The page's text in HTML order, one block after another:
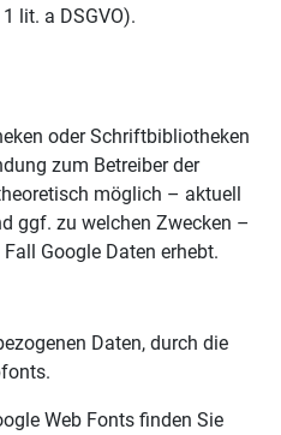
lit. a DSGVO).
oder Schriftbibliotheken
zum Betreiber der
möglich – aktuell
ggf. zu welchen Zwecken –
Google Daten erhebt.
Daten, durch die
Web Fonts finden Sie